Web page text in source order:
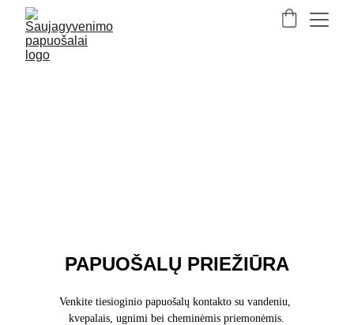
PAPUOŠALŲ PRIEŽIŪRA
Venkite tiesioginio papuošalų kontakto su vandeniu,
kvepalais, ugnimi bei cheminėmis priemonėmis.